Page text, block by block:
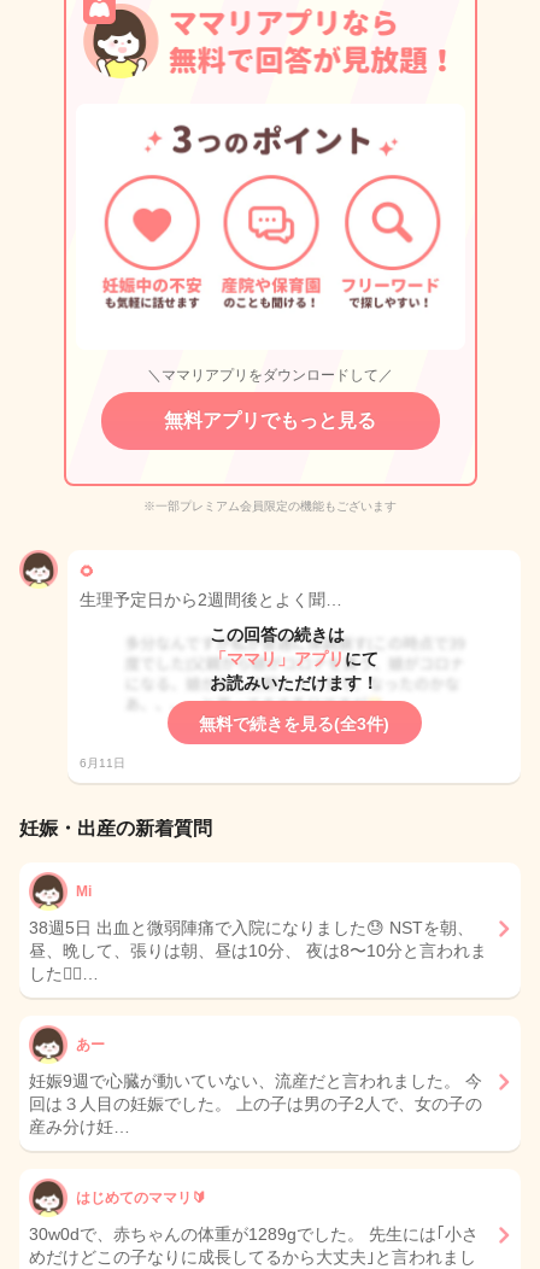
＼ママリアプリをダウンロードして／
無料アプリでもっと見る
※一部プレミアム会員限定の機能もございます
🌻
生理予定日から2週間後とよく聞…
この回答の続きは
「ママリ」アプリ にて
お読みいただけます！
無料で続きを見る(全3件)
6月11日
妊娠・出産の新着質問
Mi
38週5日 出血と微弱陣痛で入院になりました😓 NSTを朝、
昼、晩して、張りは朝、昼は10分、 夜は8〜10分と言われま
した🙆‍♀️…
あー
妊娠9週で心臓が動いていない、流産だと言われました。 今
回は３人目の妊娠でした。 上の子は男の子2人で、女の子の
産み分け妊…
はじめてのママリ🔰
30w0dで、赤ちゃんの体重が1289gでした。 先生には｢小さ
めだけどこの子なりに成長してるから大丈夫｣と言われまし